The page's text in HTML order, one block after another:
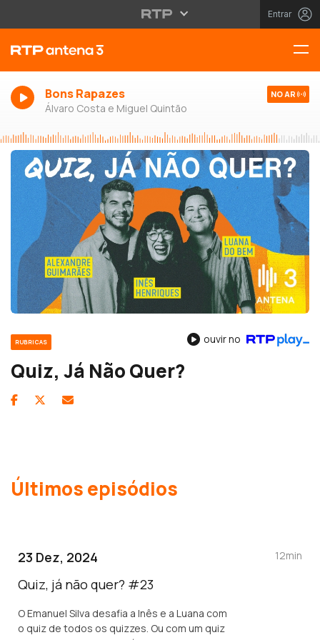
Entrar
Bons Rapazes
Álvaro Costa e Miguel Quintão
NO AR
ouvir no
RUBRICAS
Quiz, Já Não Quer?
Últimos episódios
23 Dez, 2024
Quiz, já não quer? #23
O Emanuel Silva desafia a Inês e a Luana com
o quiz de todos os quizzes. Ou com um quiz
12min